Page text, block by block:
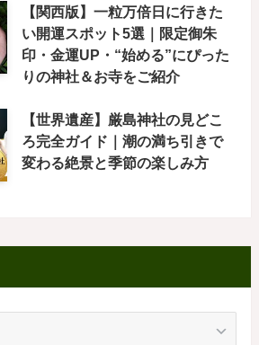
【関西版】一粒万倍日に行きた
い開運スポット5選｜限定御朱
印・金運UP・“始める”にぴった
りの神社＆お寺をご紹介
【世界遺産】厳島神社の見どこ
ろ完全ガイド｜潮の満ち引きで
変わる絶景と季節の楽しみ方